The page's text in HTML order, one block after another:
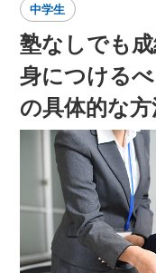
中学生
塾なしでも
身につける
の具体的な